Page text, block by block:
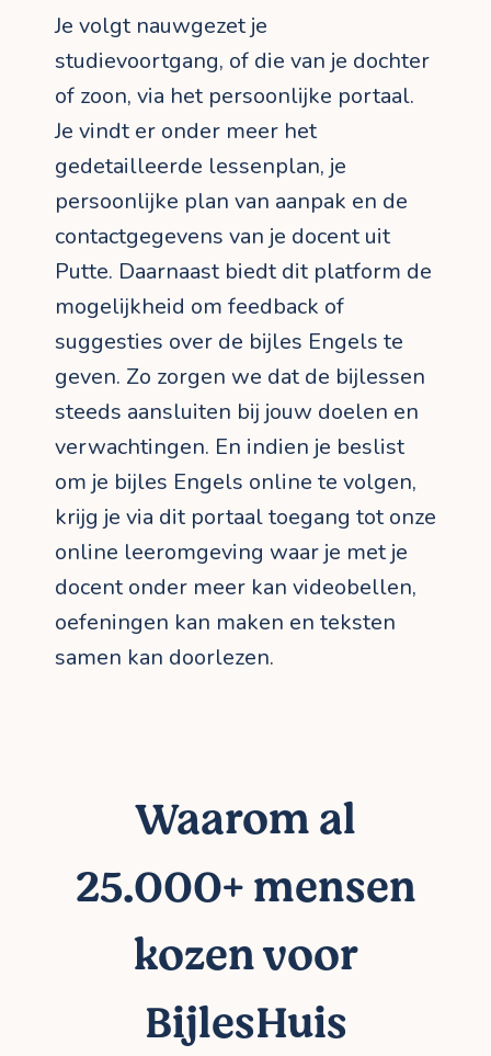
Je volgt nauwgezet je
studievoortgang, of die van je dochter
of zoon, via het persoonlijke portaal.
Je vindt er onder meer het
gedetailleerde lessenplan, je
persoonlijke plan van aanpak en de
contactgegevens van je docent uit
Putte. Daarnaast biedt dit platform de
mogelijkheid om feedback of
suggesties over de bijles Engels te
geven. Zo zorgen we dat de bijlessen
steeds aansluiten bij jouw doelen en
verwachtingen. En indien je beslist
om je bijles Engels online te volgen,
krijg je via dit portaal toegang tot onze
online leeromgeving waar je met je
docent onder meer kan videobellen,
oefeningen kan maken en teksten
samen kan doorlezen.
Waarom al
25.000+ mensen
kozen voor
BijlesHuis